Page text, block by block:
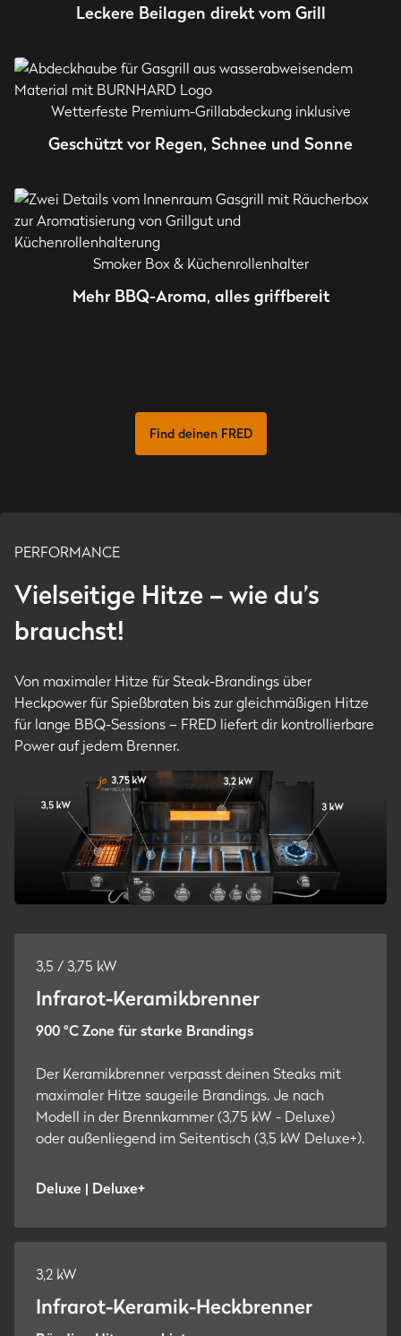
Leckere Beilagen direkt vom Grill
Wetterfeste Premium-Grillabdeckung inklusive
Geschützt vor Regen, Schnee und Sonne
Smoker Box & Küchenrollenhalter
Mehr BBQ-Aroma, alles griffbereit
Find deinen FRED
PERFORMANCE
Vielseitige Hitze – wie du’s
brauchst!
Von maximaler Hitze für Steak-Brandings über
Heckpower für Spießbraten bis zur gleichmäßigen Hitze
für lange BBQ-Sessions – FRED liefert dir kontrollierbare
Power auf jedem Brenner.
3,5 / 3,75 kW
Infrarot-Keramikbrenner
900 °C Zone für starke Brandings
Der Keramikbrenner verpasst deinen Steaks mit
maximaler Hitze saugeile Brandings. Je nach
Modell in der Brennkammer (3,75 kW - Deluxe)
oder außenliegend im Seitentisch (3,5 kW Deluxe+).
Deluxe | Deluxe+
3,2 kW
Infrarot-Keramik-Heckbrenner